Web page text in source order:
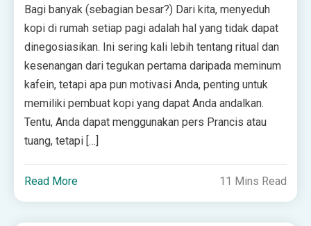
Bagi banyak (sebagian besar?) Dari kita, menyeduh
kopi di rumah setiap pagi adalah hal yang tidak dapat
dinegosiasikan. Ini sering kali lebih tentang ritual dan
kesenangan dari tegukan pertama daripada meminum
kafein, tetapi apa pun motivasi Anda, penting untuk
memiliki pembuat kopi yang dapat Anda andalkan.
Tentu, Anda dapat menggunakan pers Prancis atau
tuang, tetapi […]
Read More 11 Mins Read